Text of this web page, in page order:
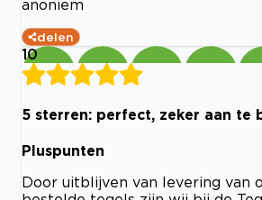
anoniem
delen
10
5 sterren: perfect, zeker aan te
Pluspunten
Door uitblijven van levering van